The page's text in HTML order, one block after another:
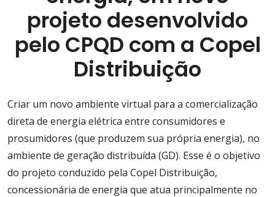
projeto desenvolvido
pelo CPQD com a Copel
Distribuição
Criar um novo ambiente virtual para a comercialização
direta de energia elétrica entre consumidores e
prosumidores (que produzem sua própria energia), no
ambiente de geração distribuída (GD). Esse é o objetivo
do projeto conduzido pela Copel Distribuição,
concessionária de energia que atua principalmente no